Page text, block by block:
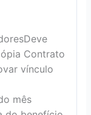
Deve
Contrato
vínculo
mês